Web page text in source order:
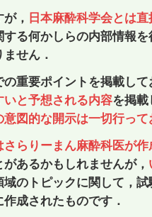
， 日本麻酔科学会とは
る何かしらの内部情報
せん．
重要ポイントを掲載して
と予想される内容を掲載
図的な開示は一切行っ
らりーまん麻酔科医が
あるかもしれませんが，
のトピックに関して，
成されたものです．